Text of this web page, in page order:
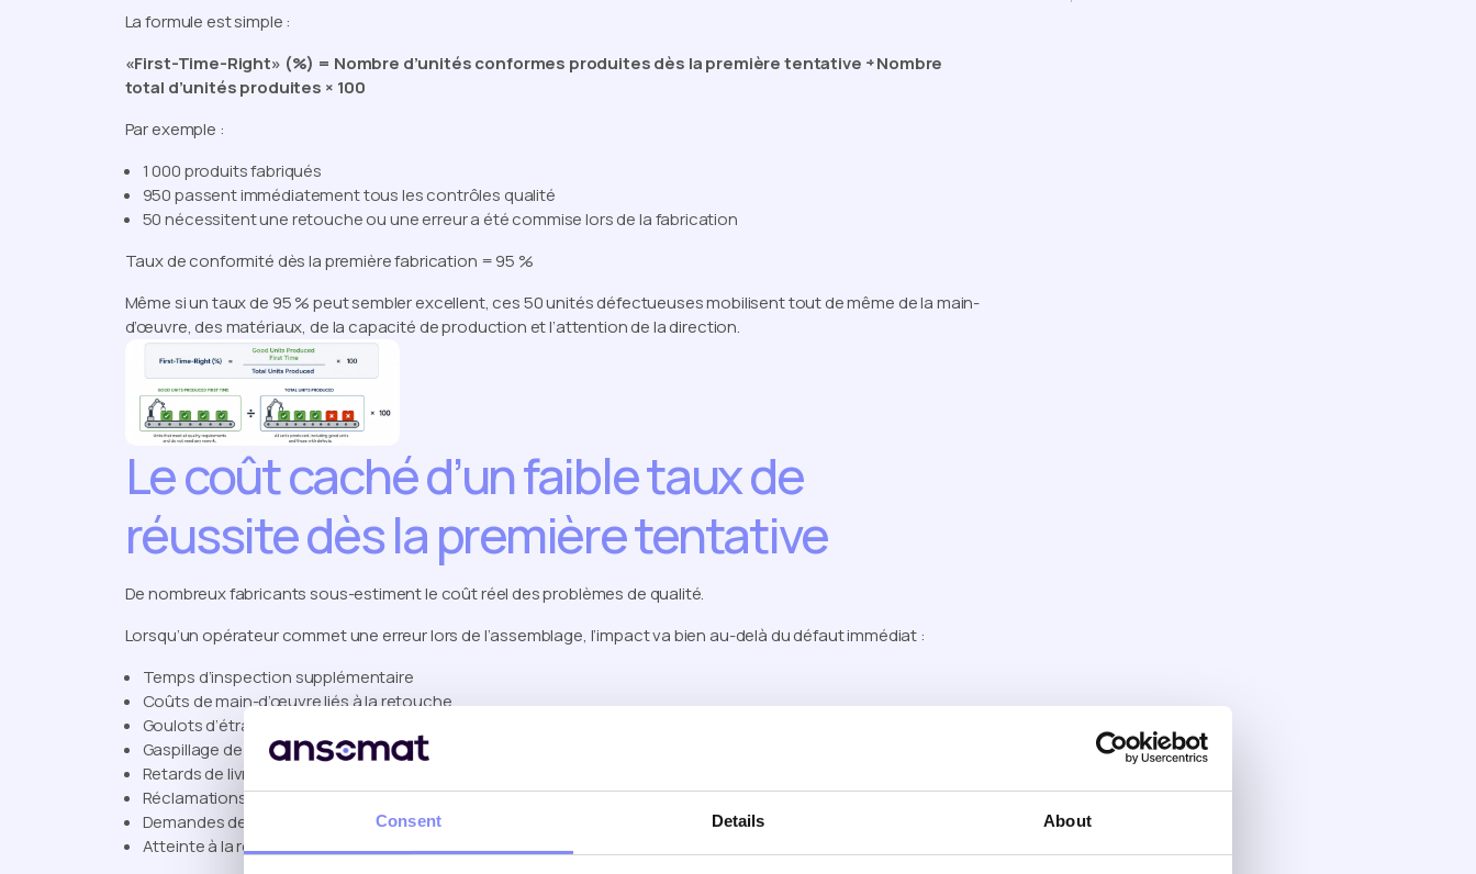
Consent Details About
La formule est simple :
«First-Time-Right» (%) = Nombre d’unités conformes produites dès la première tentative ÷ Nombre
total d’unités produites × 100
Par exemple :
1 000 produits fabriqués
950 passent immédiatement tous les contrôles qualité
50 nécessitent une retouche ou une erreur a été commise lors de la fabrication
Taux de conformité dès la première fabrication = 95 %
Même si un taux de 95 % peut sembler excellent, ces 50 unités défectueuses mobilisent tout de même de la main-
d’œuvre, des matériaux, de la capacité de production et l’attention de la direction.
Le coût caché d’un faible taux de
réussite dès la première tentative
De nombreux fabricants sous-estiment le coût réel des problèmes de qualité.
Lorsqu’un opérateur commet une erreur lors de l’assemblage, l’impact va bien au-delà du défaut immédiat :
Temps d’inspection supplémentaire
Coûts de main-d’œuvre liés à la retouche
Goulots d’étranglement dans la production
Gaspillage de matériaux
Retards de livraison
Réclamations clients
Demandes de garantie
Atteinte à la réputation de la marque